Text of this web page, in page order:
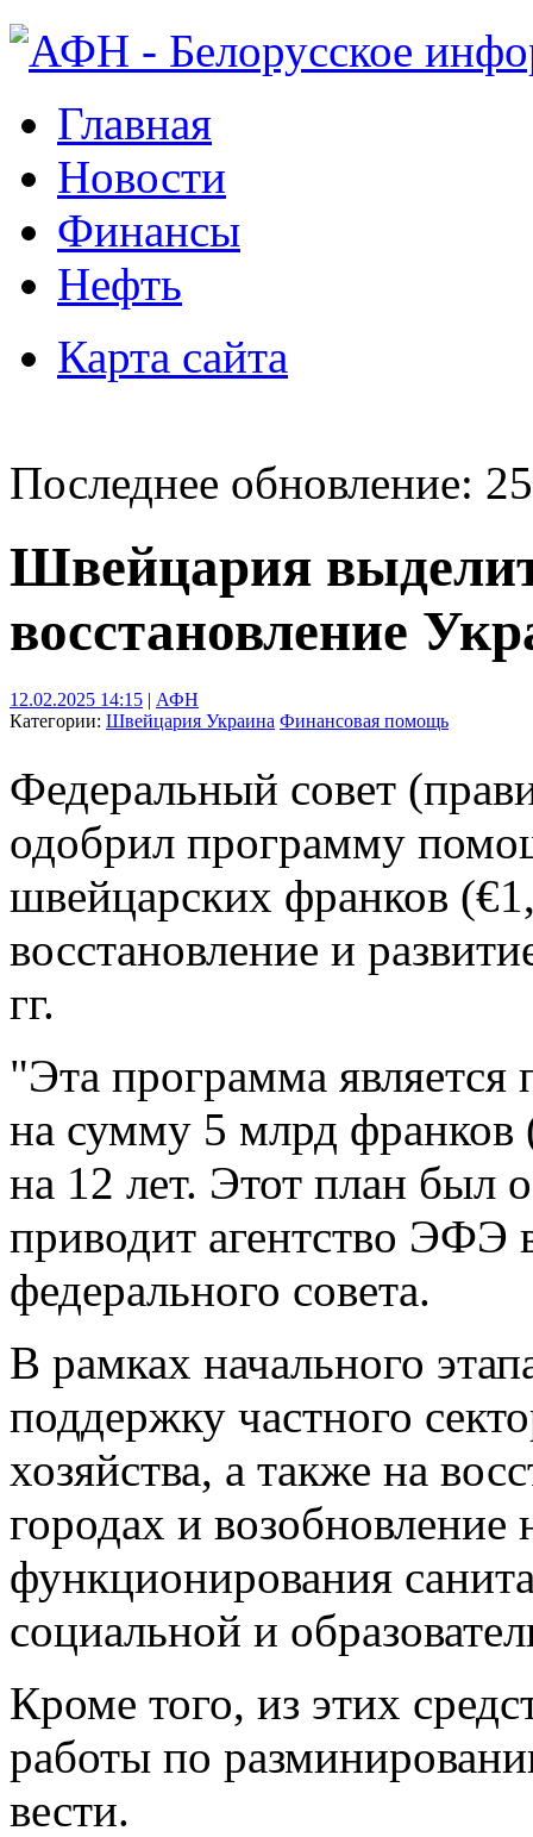
Главная
Новости
Финансы
Нефть
Карта сайта
Последнее обновление:
Швейцария
восстановление
12.02.2025 14:15 | АФН
Категории: Швейцария Украина Финансовая помощь
Федеральный совет
одобрил программу
швейцарских франков
восстановление и
гг.
"Эта программа
на сумму 5 млрд франков
на 12 лет. Этот план был
приводит агентство
федерального совета.
В рамках начального
поддержку частного
хозяйства, а также на
городах и возобновление
функционирования
социальной и
Кроме того, из этих
работы по
вести.